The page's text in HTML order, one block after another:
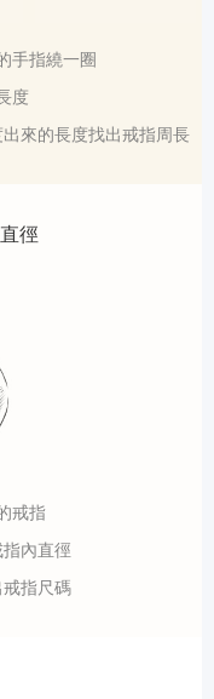
手指繞一圈
度
來的長度找出戒指周長
徑
戒指
內直徑
指尺碼